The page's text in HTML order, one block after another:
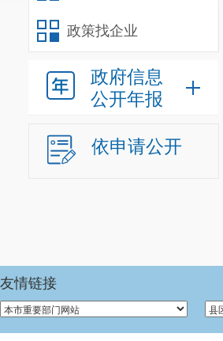
政策找企业
政府信息
公开年报
依申请公开
友情链接